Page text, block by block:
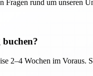
rund um unseren
2–4 Wochen im Voraus.